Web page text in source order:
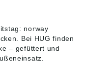
norway
. Bei HUG finden
– gefüttert und